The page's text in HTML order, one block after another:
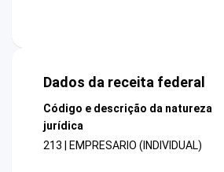
Dados da receita federal
Código e descrição da natureza
jurídica
213 | EMPRESARIO (INDIVIDUAL)